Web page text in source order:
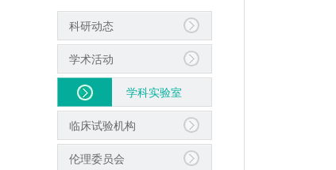
科研动态
学术活动
学科实验室
临床试验机构
伦理委员会